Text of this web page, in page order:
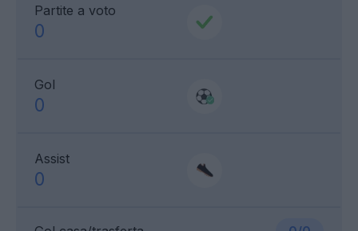
Partite a voto
0
Gol
0
Assist
0